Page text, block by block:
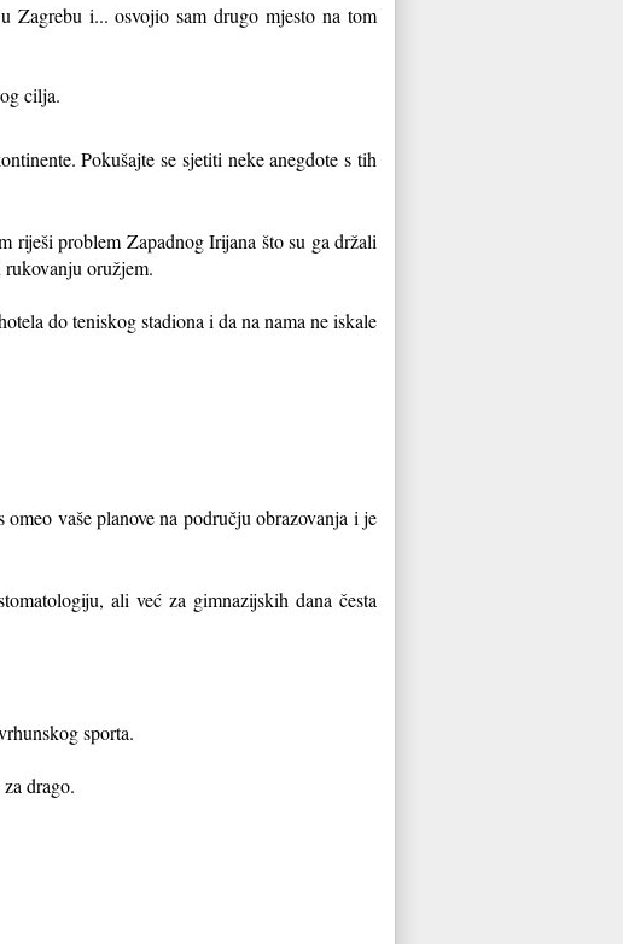
Zagrebu i... osvojio sam drugo mjesto na tom
cilja.
Pokušajte se sjetiti neke anegdote s tih
riješi problem Zapadnog Irijana što su ga držali
oružjem.
do teniskog stadiona i da na nama ne iskale
vaše planove na području obrazovanja i je
ali već za gimnazijskih dana česta
sporta.
drago.